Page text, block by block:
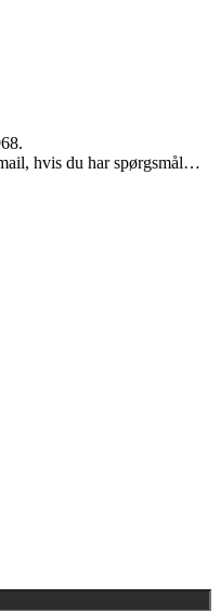
hvis du har spørgsmål…